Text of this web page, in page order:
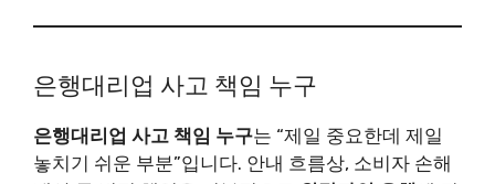
은행대리업 사고 책임 누구
은행대리업 사고 책임 누구는 “제일 중요한데 제일
놓치기 쉬운 부분”입니다. 안내 흐름상, 소비자 손해